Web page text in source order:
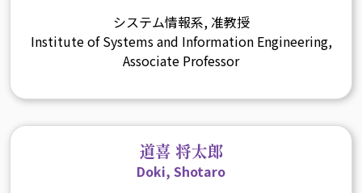
システム情報系, 准教授
Institute of Systems and Information Engineering,
Associate Professor
道喜 将太郎
Doki, Shotaro